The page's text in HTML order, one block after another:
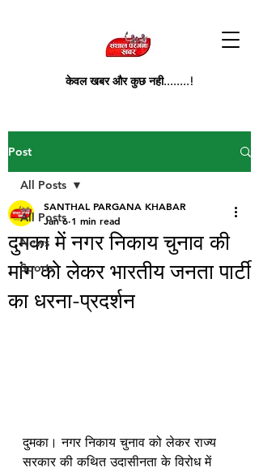
केवल खबर और कुछ नही........!
Post
All Posts
News
Sports
All Posts
दुमका में नगर निकाय चुनाव की
मांग को लेकर भारतीय जनता पार्टी
का धरना-प्रदर्शन
SANTHAL PARGANA KHABAR
Jan 6 1 min read
दुमका। नगर निकाय चुनाव को लेकर राज्य
सरकार की कथित उदासीनता के विरोध में